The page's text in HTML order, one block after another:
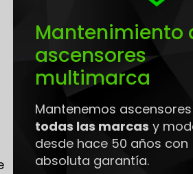
Mantenimiento
ascensores
multimarca
Mantenemos
todas las marcas y
desde hace 50 años con
absoluta garantía.